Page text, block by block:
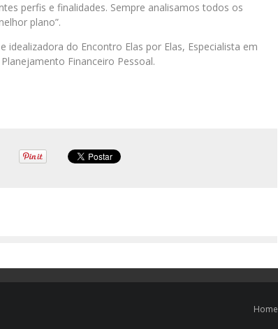
perfis e finalidades. Sempre analisamos todos os
plano”.
do Encontro Elas por Elas, Especialista em
Financeiro Pessoal.
Home